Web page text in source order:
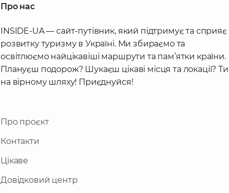
Про нас
INSIDE-UA — сайт-путівник, який підтримує та сприяє
розвитку туризму в Україні. Ми збираємо та
освітлюємо найцікавіші маршрути та пам’ятки країни.
Плануєш подорож? Шукаєш цікаві місця та локації? Ти
на вірному шляху! Приєднуйся!
Про проєкт
Контакти
Цікаве
Довідковий центр